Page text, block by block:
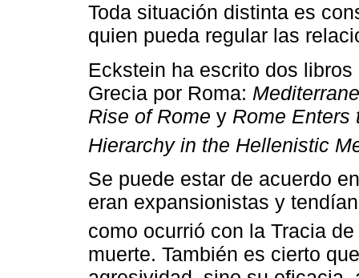
Toda situación distinta es
quien pueda regular las
Eckstein ha escrito dos
Grecia por Roma:
Rise of Rome y Rome Enters
Hierarchy in the Hellenistic
Se puede estar de acuerdo
eran expansionistas y
como ocurrió con la Tracia
muerte. También es cierto